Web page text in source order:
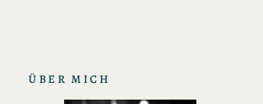
ÜBER MICH